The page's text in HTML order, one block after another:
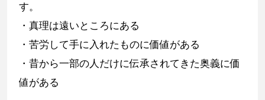
す。
・真理は遠いところにある
・苦労して手に入れたものに価値がある
・昔から一部の人だけに伝承されてきた奥義に価
値がある